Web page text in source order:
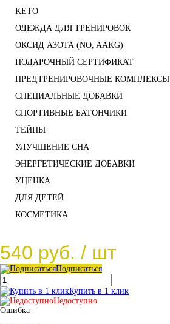
KETO
ОДЕЖДА ДЛЯ ТРЕНИРОВОК
ОКСИД АЗОТА (NO, AAKG)
ПОДАРОЧНЫЙ СЕРТИФИКАТ
ПРЕДТРЕНИРОВОЧНЫЕ КОМПЛЕКСЫ
СПЕЦИАЛЬНЫЕ ДОБАВКИ
СПОРТИВНЫЕ БАТОНЧИКИ
ТЕЙПЫ
УЛУЧШЕНИЕ СНА
ЭНЕРГЕТИЧЕСКИЕ ДОБАВКИ
УЦЕНКА
ДЛЯ ДЕТЕЙ
КОСМЕТИКА
540 руб. / шт
Подписаться
Купить в 1 клик
Недоступно
Ошибка